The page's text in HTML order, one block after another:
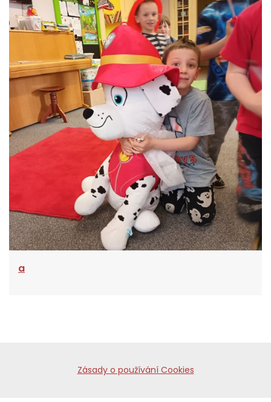
a
Zásady o používání Cookies